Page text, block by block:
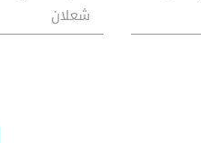
شعلان